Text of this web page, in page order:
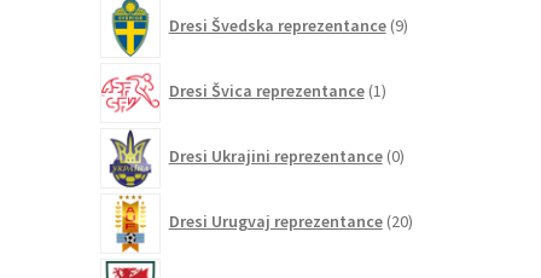
Dresi Švedska reprezentance 9izdelkov
Dresi Švica reprezentance 1izdelek
Dresi Ukrajini reprezentance 0izdelkov
Dresi Urugvaj reprezentance 20izdelkov